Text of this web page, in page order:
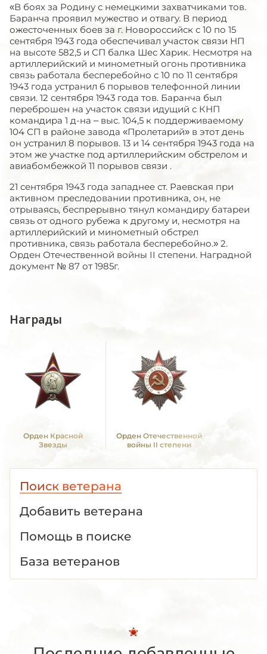
«В боях за Родину с немецкими захватчиками тов.
Баранча проявил мужество и отвагу. В период
ожесточенных боев за г. Новороссийск с 10 по 15
сентября 1943 года обеспечивал участок связи НП
на высоте 582,5 и СП балка Шес Харик. Несмотря на
артиллерийский и минометный огонь противника
связь работала бесперебойно с 10 по 11 сентября
1943 года устранил 6 порывов телефонной линии
связи. 12 сентября 1943 года тов. Баранча был
переброшен на участок связи идущий с КНП
командира 1 д-на – выс. 104,5 к поддерживаемому
104 СП в районе завода «Пролетарий» в этот день
он устранил 8 порывов. 13 и 14 сентября 1943 года на
этом же участке под артиллерийским обстрелом и
авиабомбежкой 11 порывов связи .
21 сентября 1943 года западнее ст. Раевская при
активном преследовании противника, он, не
отрываясь, беспрерывно тянул командиру батареи
связь от одного рубежа к другому и, несмотря на
артиллерийский и минометный обстрел
противника, связь работала бесперебойно.» 2.
Орден Отечественной войны II степени. Наградной
документ № 87 от 1985г.
Награды
Орден Красной
Звезды
Орден Отечественной
войны II степени
Поиск ветерана
Добавить ветерана
Помощь в поиске
База ветеранов